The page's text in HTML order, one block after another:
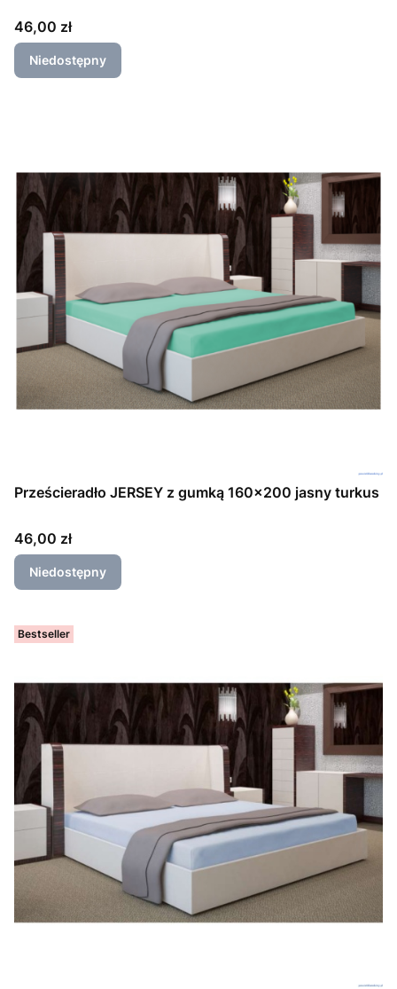
Cena
46,00 zł
Niedostępny
Prześcieradło JERSEY z gumką 160x200 jasny turkus
Cena
46,00 zł
Niedostępny
Bestseller